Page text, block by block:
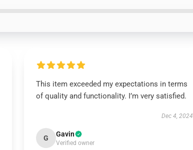
This item exceeded my expectations in terms
of quality and functionality. I’m very satisfied.
Dec 4, 2024
G Gavin
Verified owner